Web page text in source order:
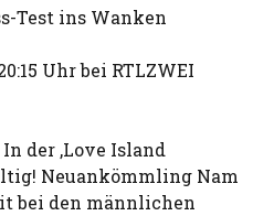
Test ins Wanken
Uhr bei RTLZWEI
der ‚Love Island
Neuankömmling Nam
bei den männlichen